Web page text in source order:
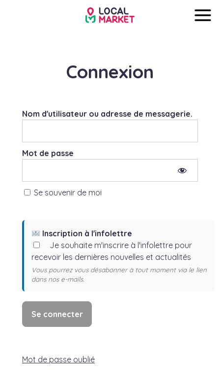
Connexion
Nom d'utilisateur ou adresse de messagerie.
Mot de passe
Se souvenir de moi
Inscription à l'infolettre
Je souhaite m'inscrire à l'infolettre pour
recevoir les dernières nouvelles et actualités
Vous pourrez vous désabonner à tout moment via le lien
dans nos e-mails.
Mot de passe oublié